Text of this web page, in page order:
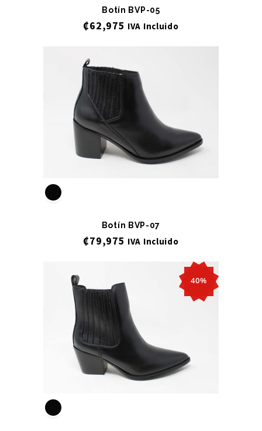
Botín BVP-05
₡62,975 IVA Incluido
Botín BVP-07
₡79,975 IVA Incluido
40%